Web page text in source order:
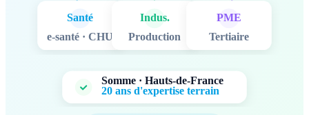
Santé
e-santé · CHU
Indus.
Production
PME
Tertiaire
Somme · Hauts-de-France
20 ans d'expertise terrain